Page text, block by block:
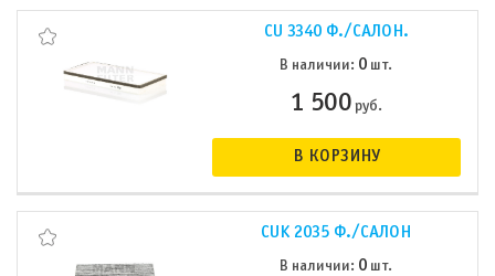
CU 3340 Ф./САЛОН.
В наличии: 0 шт.
1 500руб.
В КОРЗИНУ
CUK 2035 Ф./САЛОН
В наличии: 0 шт.